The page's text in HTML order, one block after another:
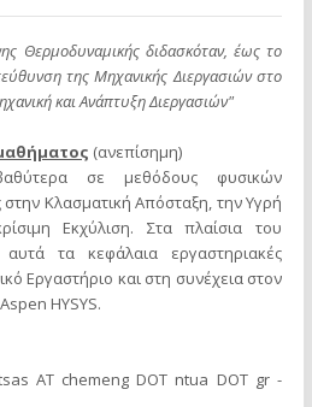
Θερμοδυναμικής διδασκόταν, έως το
της Μηχανικής Διεργασιών στο
και Ανάπτυξη Διεργασιών"
(ανεπίσημη)
σε μεθόδους φυσικών
Κλασματική Απόσταξη, την Υγρή
Εκχύλιση. Στα πλαίσια του
αυτά τα κεφάλαια εργαστηριακές
Εργαστήριο και στη συνέχεια στον
HYSYS.
AT chemeng DOT ntua DOT gr -